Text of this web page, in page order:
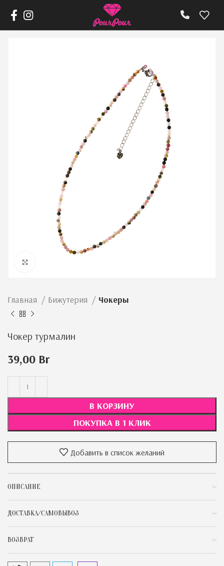
Главная Бижутерия Чокеры
Чокер турмалин
39,00 Br
В КОРЗИНУ
ПОКУПКА В 1 КЛИК
Добавить в список желаний
ОПИСАНИЕ
ДОСТАВКА/САМОВЫВОЗ
ВОЗВРАТ